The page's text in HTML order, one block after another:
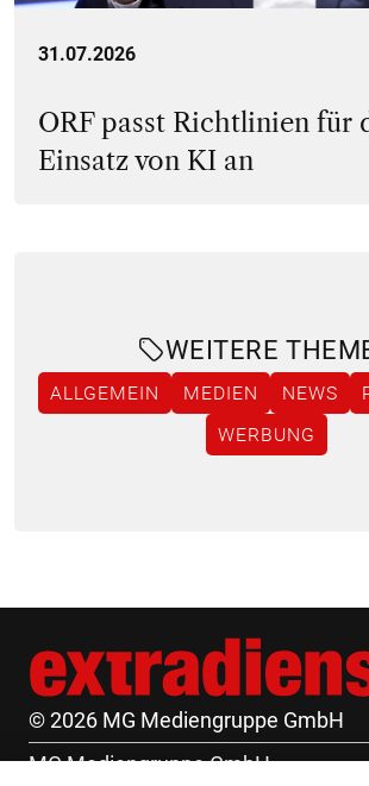
31.07.2026
ORF passt Richtlinien für
Einsatz von KI an
WEITERE
ALLGEMEIN MEDIEN NEWS
WERBUNG
© 2026 MG Mediengruppe GmbH
MG Mediengruppe GmbH